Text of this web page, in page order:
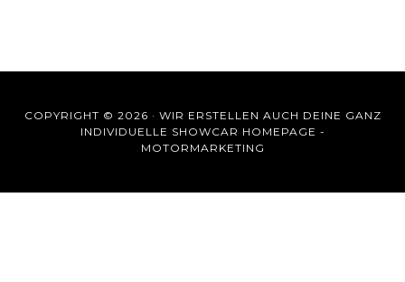
COPYRIGHT © 2026 · WIR ERSTELLEN AUCH DEINE GANZ
INDIVIDUELLE SHOWCAR HOMEPAGE -
MOTORMARKETING